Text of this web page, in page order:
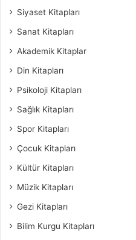
Siyaset Kitapları
Sanat Kitapları
Akademik Kitaplar
Din Kitapları
Psikoloji Kitapları
Sağlık Kitapları
Spor Kitapları
Çocuk Kitapları
Kültür Kitapları
Müzik Kitapları
Gezi Kitapları
Bilim Kurgu Kitapları